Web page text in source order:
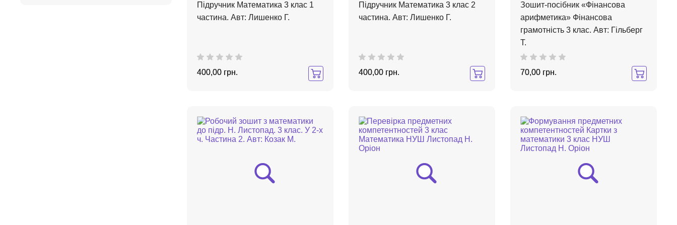
Підручник Математика 3 клас 1
частина. Авт: Лишенко Г.
400,00 грн.
Підручник Математика 3 клас 2
частина. Авт: Лишенко Г.
400,00 грн.
Зошит-посібник «Фінансова
арифметика» Фінансова
грамотність 3 клас. Авт: Гільберг
Т.
70,00 грн.